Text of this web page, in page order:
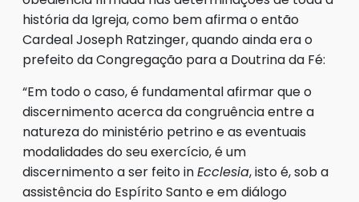
história da Igreja, como bem afirma o então
Cardeal Joseph Ratzinger, quando ainda era o
prefeito da Congregação para a Doutrina da Fé:
“Em todo o caso, é fundamental afirmar que o
discernimento acerca da congruência entre a
natureza do ministério petrino e as eventuais
modalidades do seu exercício, é um
discernimento a ser feito inEcclesia, isto é, sob a
assistência do Espírito Santo e em diálogo